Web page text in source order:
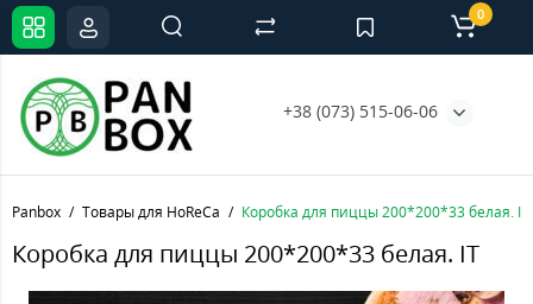
+38 (073) 515-06-06
0
Panbox Товары для HoReCa Коробка для пиццы 200*200*33 белая. IT
Коробка для пиццы 200*200*33 белая. IT